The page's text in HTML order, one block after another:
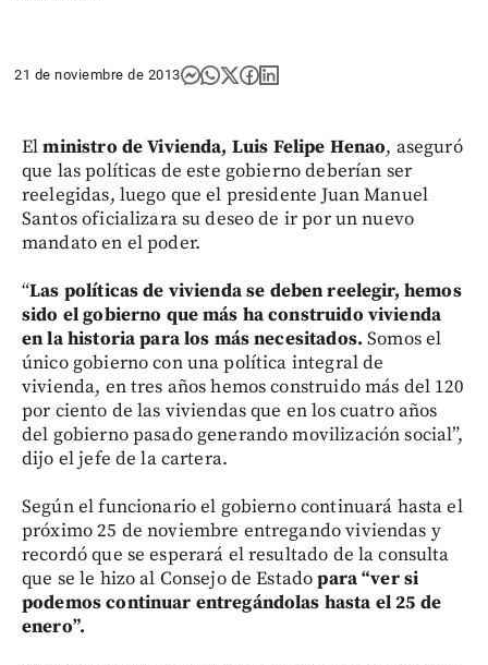
21 de noviembre de 2013
Elministro de Vivienda, Luis Felipe Henao, aseguró
que las políticas de este gobierno deberían ser
reelegidas, luego que el presidente Juan Manuel
Santos oficializara su deseo de ir por un nuevo
mandato en el poder.
“Las políticas de vivienda se deben reelegir, hemos
sido el gobierno que más ha construido vivienda
en la historia para los más necesitados. Somos el
único gobierno con una política integral de
vivienda, en tres años hemos construido más del 120
por ciento de las viviendas que en los cuatro años
del gobierno pasado generando movilización social”,
dijo el jefe de la cartera.
Según el funcionario el gobierno continuará hasta el
próximo 25 de noviembre entregando viviendas y
recordó que se esperará el resultado de la consulta
que se le hizo al Consejo de Estadopara “ver si
podemos continuar entregándolas hasta el 25 de
enero”.